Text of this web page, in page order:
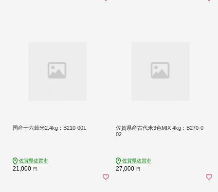
国産十六穀米2.4kg：B210-001
佐賀県佐賀市
21,000 円
佐賀県産古代米3色MIX 4kg：B270-0
02
佐賀県佐賀市
27,000 円